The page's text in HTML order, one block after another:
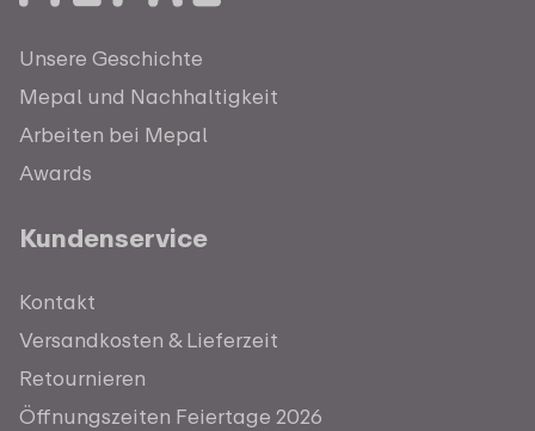
Unsere Geschichte
Mepal und Nachhaltigkeit
Arbeiten bei Mepal
Awards
Kundenservice
Kontakt
Versandkosten & Lieferzeit
Retournieren
Öffnungszeiten Feiertage 2026